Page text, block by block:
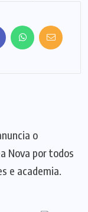
o
Nova por todos
e academia.